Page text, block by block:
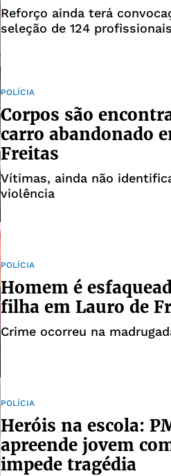
Reforço ainda terá
seleção de 124
POLÍCIA
Corpos são
carro abandonado
Freitas
Vítimas, ainda não
violência
POLÍCIA
Homem é
filha em Lauro de
Crime ocorreu na
POLÍCIA
Heróis na escola:
apreende jovem
impede tragédia